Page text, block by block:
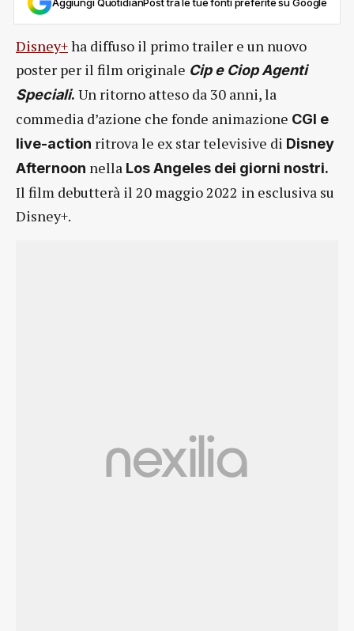
Disney+ha diffuso il primo trailer e un nuovo
poster per il film originale Cip e Ciop Agenti
Speciali. Un ritorno atteso da 30 anni, la
commedia d’azione che fonde animazione CGI e
live-action ritrova le ex star televisive di Disney
Afternoon nella Los Angeles dei giorni nostri.
Il film debutterà il 20 maggio 2022 in esclusiva su
Disney+.